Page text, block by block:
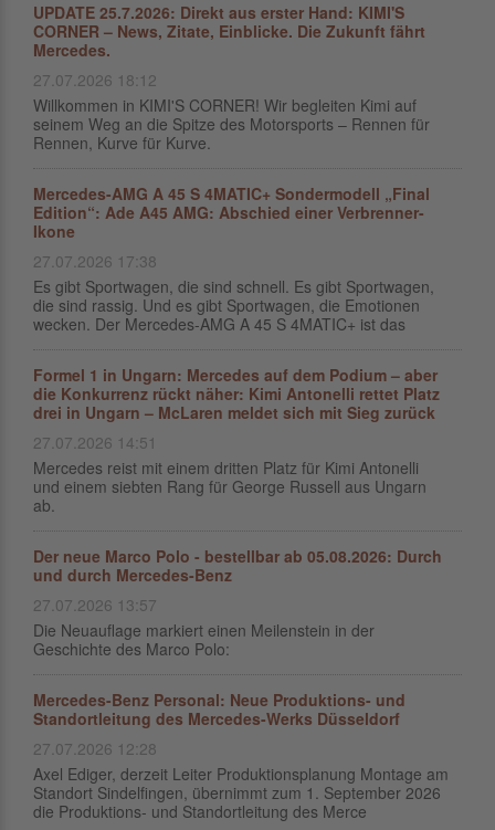
UPDATE 25.7.2026: Direkt aus erster Hand: KIMI'S
CORNER – News, Zitate, Einblicke. Die Zukunft fährt
Mercedes.
27.07.2026 18:12
Willkommen in KIMI'S CORNER! Wir begleiten Kimi auf
seinem Weg an die Spitze des Motorsports – Rennen für
Rennen, Kurve für Kurve.
Mercedes-AMG A 45 S 4MATIC+ Sondermodell „Final
Edition“: Ade A45 AMG: Abschied einer Verbrenner-
Ikone
27.07.2026 17:38
Es gibt Sportwagen, die sind schnell. Es gibt Sportwagen,
die sind rassig. Und es gibt Sportwagen, die Emotionen
wecken. Der Mercedes-AMG A 45 S 4MATIC+ ist das
Formel 1 in Ungarn: Mercedes auf dem Podium – aber
die Konkurrenz rückt näher: Kimi Antonelli rettet Platz
drei in Ungarn – McLaren meldet sich mit Sieg zurück
27.07.2026 14:51
Mercedes reist mit einem dritten Platz für Kimi Antonelli
und einem siebten Rang für George Russell aus Ungarn
ab.
Der neue Marco Polo - bestellbar ab 05.08.2026: Durch
und durch Mercedes-Benz
27.07.2026 13:57
Die Neuauflage markiert einen Meilenstein in der
Geschichte des Marco Polo:
Mercedes-Benz Personal: Neue Produktions- und
Standortleitung des Mercedes-Werks Düsseldorf
27.07.2026 12:28
Axel Ediger, derzeit Leiter Produktionsplanung Montage am
Standort Sindelfingen, übernimmt zum 1. September 2026
die Produktions- und Standortleitung des Merce